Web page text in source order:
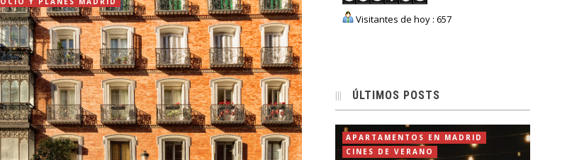
Visitantes de hoy : 657
ÚLTIMOS POSTS
APARTAMENTOS EN MADRID
CINES DE VERANO